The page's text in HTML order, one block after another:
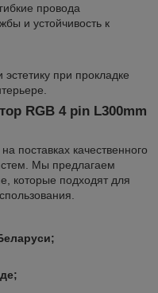
провода
и устойчивость к
эстетику при прокладке
RGB 4 pin L300mm
поставках качественного
Мы предлагаем
которые подходят для